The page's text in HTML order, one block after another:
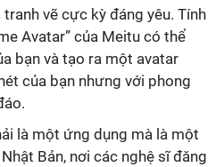
vẽ cực kỳ đáng yêu. Tính
Avatar” của Meitu có thể
bạn và tạo ra một avatar
của bạn nhưng với phong
là một ứng dụng mà là một
Bản, nơi các nghệ sĩ đăng